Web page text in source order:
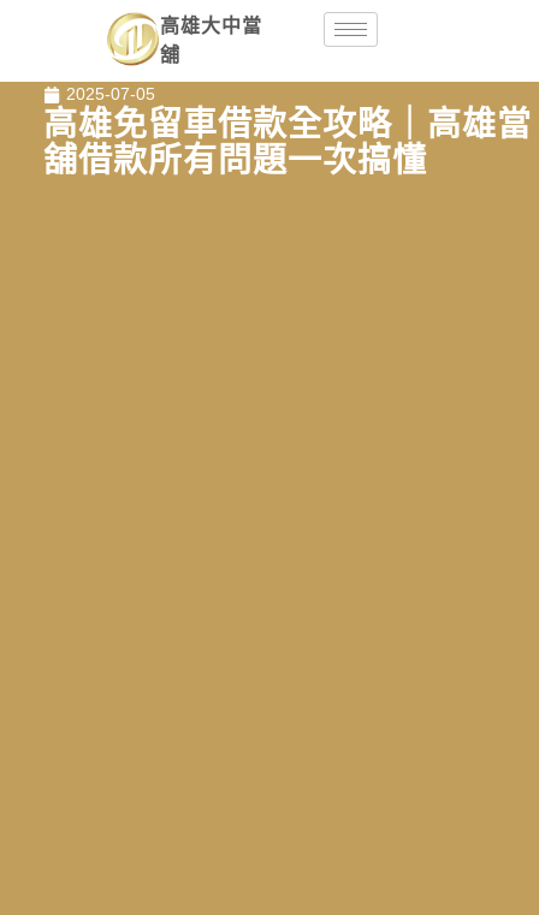
高雄大中當
舖
2025-07-05
高雄免留車借款全攻略｜高雄當
舖借款所有問題一次搞懂